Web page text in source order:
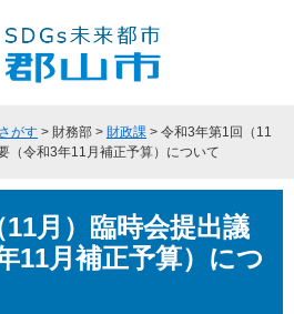
がす > 財務部 > 財政課 > 令和3年第1回（11
（令和3年11月補正予算）について
月）臨時会提出議
11月補正予算）につ